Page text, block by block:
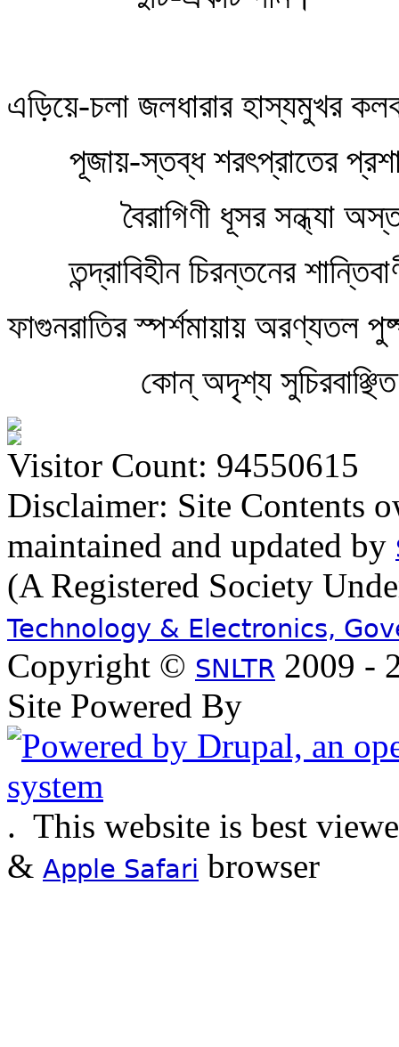
এড়িয়ে-চলা জলধারার হাস্যমুখর
পূজায়-স্তব্ধ শরৎপ্রাতের
বৈরাগিণী ধূসর সন্ধ্যা
তন্দ্রাবিহীন চিরন্তনের
ফাগুনরাতির স্পর্শমায়ায় অরণ্যতল
কোন্‌ অদৃশ্য সুচিরবাঞ্ছিত
Visitor Count: 94550615
Disclaimer: Site Contents
maintained and updated by
(A Registered Society
Technology & Electronics,
Copyright © SNLTR 2009 -
Site Powered By
. This website is best
& Apple Safari browser